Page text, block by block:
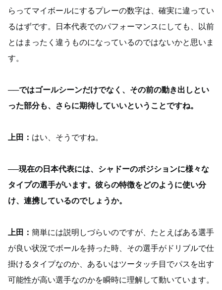
らってマイボールにするプレーの数字は、確実に違ってい
るはずです。日本代表でのパフォーマンスにしても、以前
とはまったく違うものになっているのではないかと思いま
す。
──ではゴールシーンだけでなく、その前の動き出しとい
った部分も、さらに期待していいということですね。
上田： はい、そうですね。
──現在の日本代表には、シャドーのポジションに様々な
タイプの選手がいます。彼らの特徴をどのように使い分
け、連携しているのでしょうか。
上田： 簡単には説明しづらいのですが、たとえばある選手
が良い状況でボールを持った時、その選手がドリブルで仕
掛けるタイプなのか、あるいはツータッチ目でパスを出す
可能性が高い選手なのかを瞬時に理解して動いています。